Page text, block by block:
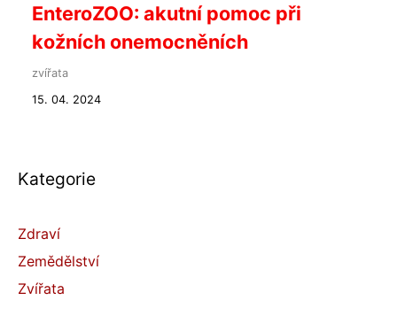
EnteroZOO: akutní pomoc při
kožních onemocněních
zvířata
15. 04. 2024
Kategorie
Zdraví
Zemědělství
Zvířata